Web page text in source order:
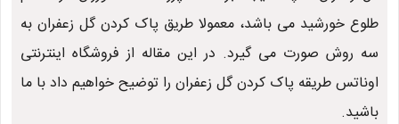
طلوع خورشید می باشد، معمولا طریق پاک کردن گل زعفران به
سه روش صورت می گیرد. در این مقاله از فروشگاه اینترنتی
اوناتس طریقه پاک کردن گل زعفران را توضیح خواهیم داد با ما
باشید.